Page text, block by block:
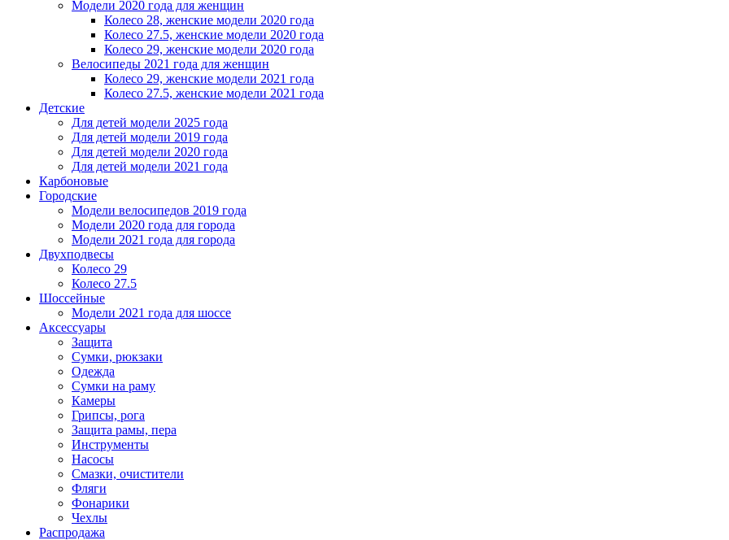
Модели 2020 года для женщин
Колесо 28, женские модели 2020 года
Колесо 27.5, женские модели 2020 года
Колесо 29, женские модели 2020 года
Велосипеды 2021 года для женщин
Колесо 29, женские модели 2021 года
Колесо 27.5, женские модели 2021 года
Детские
Для детей модели 2025 года
Для детей модели 2019 года
Для детей модели 2020 года
Для детей модели 2021 года
Карбоновые
Городские
Модели велосипедов 2019 года
Модели 2020 года для города
Модели 2021 года для города
Двухподвесы
Колесо 29
Колесо 27.5
Шоссейные
Модели 2021 года для шоссе
Аксессуары
Защита
Сумки, рюкзаки
Одежда
Сумки на раму
Камеры
Грипсы, рога
Защита рамы, пера
Инструменты
Насосы
Смазки, очистители
Фляги
Фонарики
Чехлы
Распродажа